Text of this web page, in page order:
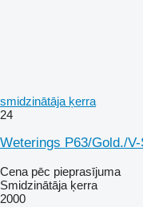
smidzinātāja ķerra
24
Weterings P63/Gold./V-
Cena pēc pieprasījuma
Smidzinātāja ķerra
2000